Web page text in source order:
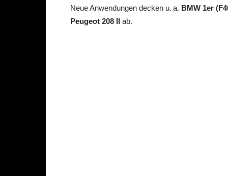
Neue Anwendungen decken u. a. BMW 1er
Peugeot 208 II ab.